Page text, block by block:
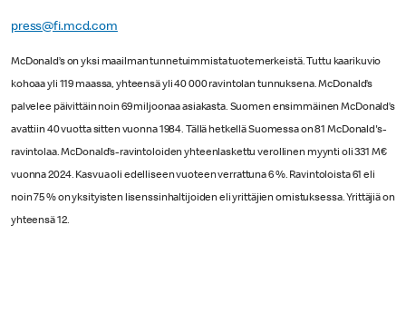
press@fi.mcd.com
McDonald’s on yksi maailman tunnetuimmista tuotemerkeistä. Tuttu kaarikuvio
kohoaa yli 119 maassa, yhteensä yli 40 000 ravintolan tunnuksena. McDonald’s
palvelee päivittäin noin 69 miljoonaa asiakasta. Suomen ensimmäinen McDonald’s
avattiin 40 vuotta sitten vuonna 1984. Tällä hetkellä Suomessa on 81 McDonald's-
ravintolaa. McDonald’s-ravintoloiden yhteenlaskettu verollinen myynti oli 331 M€
vuonna 2024. Kasvua oli edelliseen vuoteen verrattuna 6 %. Ravintoloista 61 eli
noin 75 % on yksityisten lisenssinhaltijoiden eli yrittäjien omistuksessa. Yrittäjiä on
yhteensä 12.